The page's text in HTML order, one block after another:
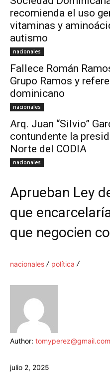
recomienda el uso
vitaminas y
autismo
nacionales
Fallece Román
Grupo Ramos y
dominicano
nacionales
Arq. Juan “Silvio”
contundente la
Norte del CODIA
nacionales
Aprueban Ley
que
que negocien
nacionales política
Author: tomyperez@gmail.com
julio 2, 2025